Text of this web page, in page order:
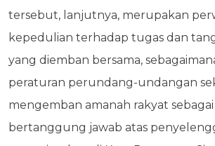
tersebut, lanjutnya, merupakan
kepedulian terhadap tugas dan
yang diemban bersama,
peraturan perundang-undangan
mengemban amanah rakyat sebagai
bertanggung jawab atas